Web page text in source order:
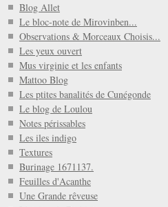
Blog Allet
Le bloc-note de Mirovinben...
Observations & Morceaux Choisis...
Les yeux ouvert
Mus virginie et les enfants
Mattoo Blog
Les ptites banalités de Cunégonde
Le blog de Loulou
Notes périssables
Les iles indigo
Textures
Burinage 1671137.
Feuilles d'Acanthe
Une Grande rêveuse